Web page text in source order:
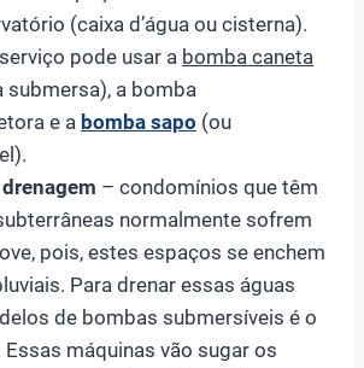
(caixa d’água ou cisterna).
pode usar a bomba caneta
submersa), a bomba
e a bomba sapo (ou
– condomínios que têm
normalmente sofrem
pois, estes espaços se enchem
Para drenar essas águas
de bombas submersíveis é o
Essas máquinas vão sugar os